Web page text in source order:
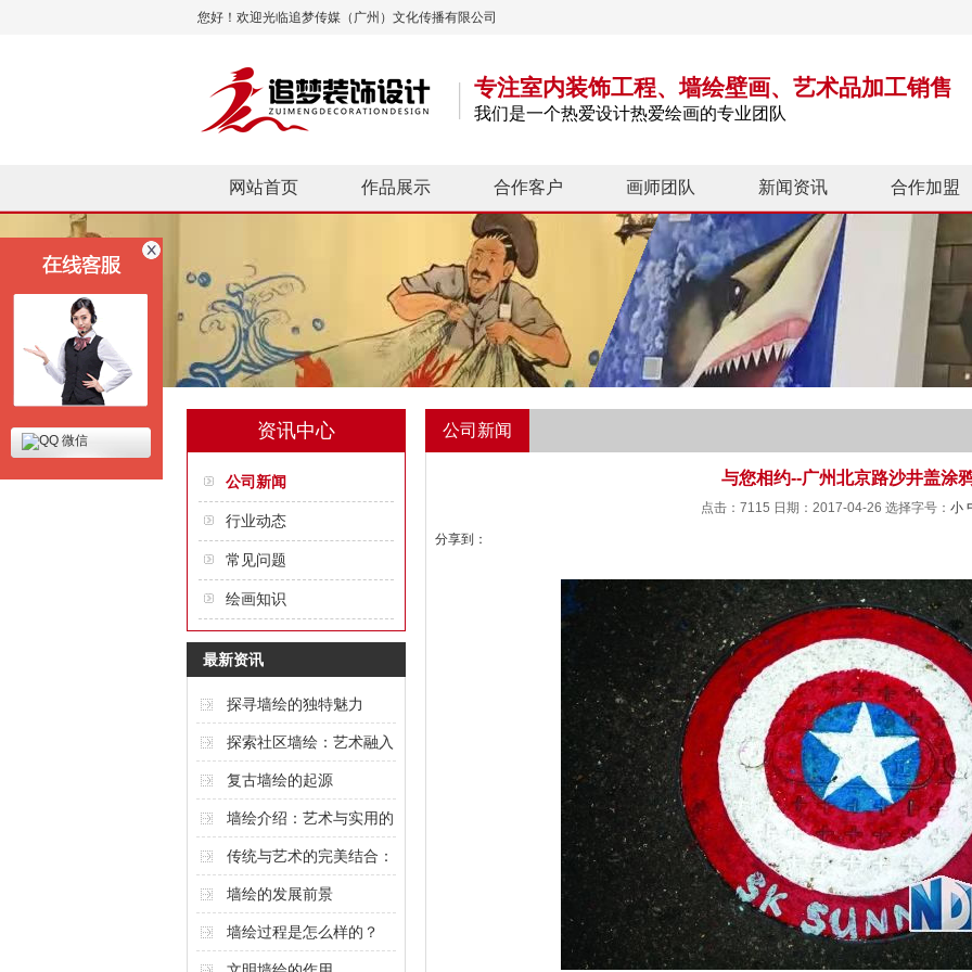
您好！欢迎光临追梦传媒（广州）文化传播有限公司
专注室内装饰工程、墙绘壁画、艺术品加工销售
我们是一个热爱设计热爱绘画的专业团队
网站首页 作品展示 合作客户 画师团队 新闻资讯 合作加盟
资讯中心
公司新闻
行业动态
常见问题
绘画知识
最新资讯
探寻墙绘的独特魅力
探索社区墙绘：艺术融入
城市的创意表达
复古墙绘的起源
墙绘介绍：艺术与实用的
完美结合
传统与艺术的完美结合：
酒店墙绘的魅力
墙绘的发展前景
墙绘过程是怎么样的？
公司新闻
与您相约--广州北京路沙井盖涂
点击：7115 日期：2017-04-26 选择字号： 小
分享到：
微信